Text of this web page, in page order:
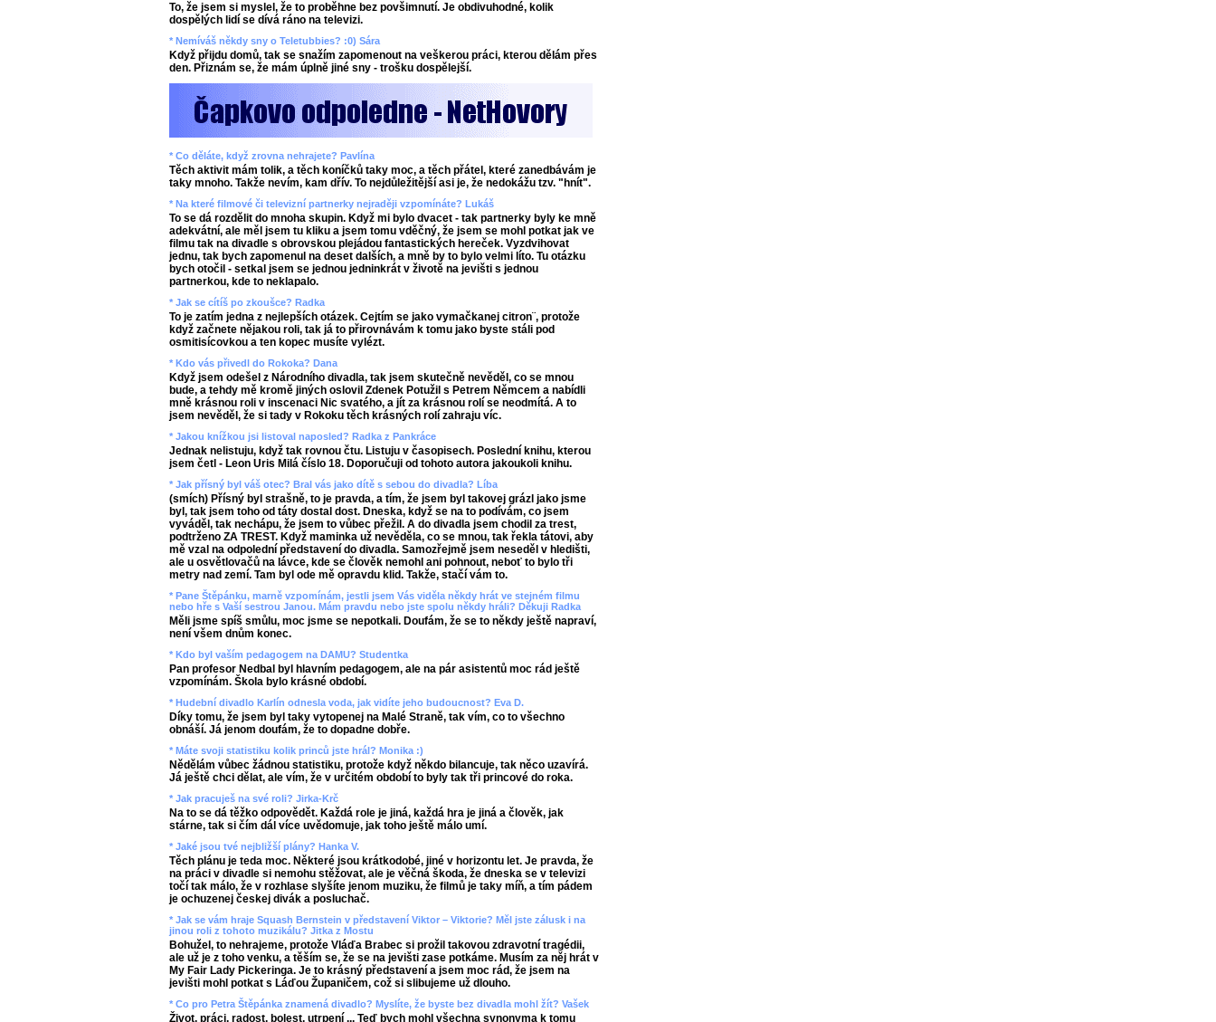
To, že jsem si myslel, že to proběhne bez povšimnutí. Je obdivuhodné, kolik
dospělých lidí se dívá ráno na televizi.
* Nemíváš někdy sny o Teletubbies? :0) Sára
Když přijdu domů, tak se snažím zapomenout na veškerou práci, kterou dělám přes
den. Přiznám se, že mám úplně jiné sny - trošku dospělejší.
* Co děláte, když zrovna nehrajete? Pavlína
Těch aktivit mám tolik, a těch koníčků taky moc, a těch přátel, které zanedbávám je
taky mnoho. Takže nevím, kam dřív. To nejdůležitější asi je, že nedokážu tzv. "hnít".
* Na které filmové či televizní partnerky nejraději vzpomínáte? Lukáš
To se dá rozdělit do mnoha skupin. Když mi bylo dvacet - tak partnerky byly ke mně
adekvátní, ale měl jsem tu kliku a jsem tomu vděčný, že jsem se mohl potkat jak ve
filmu tak na divadle s obrovskou plejádou fantastických hereček. Vyzdvihovat
jednu, tak bych zapomenul na deset dalších, a mně by to bylo velmi líto. Tu otázku
bych otočil - setkal jsem se jednou jedninkrát v životě na jevišti s jednou
partnerkou, kde to neklapalo.
* Jak se cítíš po zkoušce? Radka
To je zatím jedna z nejlepších otázek. Cejtím se jako vymačkanej citron¨, protože
když začnete nějakou roli, tak já to přirovnávám k tomu jako byste stáli pod
osmitisícovkou a ten kopec musíte vylézt.
* Kdo vás přivedl do Rokoka? Dana
Když jsem odešel z Národního divadla, tak jsem skutečně nevěděl, co se mnou
bude, a tehdy mě kromě jiných oslovil Zdenek Potužil s Petrem Němcem a nabídli
mně krásnou roli v inscenaci Nic svatého, a jít za krásnou rolí se neodmítá. A to
jsem nevěděl, že si tady v Rokoku těch krásných rolí zahraju víc.
* Jakou knížkou jsi listoval naposled? Radka z Pankráce
Jednak nelistuju, když tak rovnou čtu. Listuju v časopisech. Poslední knihu, kterou
jsem četl - Leon Uris Milá číslo 18. Doporučuji od tohoto autora jakoukoli knihu.
* Jak přísný byl váš otec? Bral vás jako dítě s sebou do divadla? Líba
(smích) Přísný byl strašně, to je pravda, a tím, že jsem byl takovej grázl jako jsme
byl, tak jsem toho od táty dostal dost. Dneska, když se na to podívám, co jsem
vyváděl, tak nechápu, že jsem to vůbec přežil. A do divadla jsem chodil za trest,
podtrženo ZA TREST. Když maminka už nevěděla, co se mnou, tak řekla tátovi, aby
mě vzal na odpolední představení do divadla. Samozřejmě jsem neseděl v hledišti,
ale u osvětlovačů na lávce, kde se člověk nemohl ani pohnout, neboť to bylo tři
metry nad zemí. Tam byl ode mě opravdu klid. Takže, stačí vám to.
* Pane Štěpánku, marně vzpomínám, jestli jsem Vás viděla někdy hrát ve stejném filmu
nebo hře s Vaší sestrou Janou. Mám pravdu nebo jste spolu někdy hráli? Děkuji Radka
Měli jsme spíš smůlu, moc jsme se nepotkali. Doufám, že se to někdy ještě napraví,
není všem dnům konec.
* Kdo byl vaším pedagogem na DAMU? Studentka
Pan profesor Nedbal byl hlavním pedagogem, ale na pár asistentů moc rád ještě
vzpomínám. Škola bylo krásné období.
* Hudební divadlo Karlín odnesla voda, jak vidíte jeho budoucnost? Eva D.
Díky tomu, že jsem byl taky vytopenej na Malé Straně, tak vím, co to všechno
obnáší. Já jenom doufám, že to dopadne dobře.
* Máte svoji statistiku kolik princů jste hrál? Monika :)
Nědělám vůbec žádnou statistiku, protože když někdo bilancuje, tak něco uzavírá.
Já ještě chci dělat, ale vím, že v určitém období to byly tak tři princové do roka.
* Jak pracuješ na své roli? Jirka-Krč
Na to se dá těžko odpovědět. Každá role je jiná, každá hra je jiná a člověk, jak
stárne, tak si čím dál více uvědomuje, jak toho ještě málo umí.
* Jaké jsou tvé nejbližší plány? Hanka V.
Těch plánu je teda moc. Některé jsou krátkodobé, jiné v horizontu let. Je pravda, že
na práci v divadle si nemohu stěžovat, ale je věčná škoda, že dneska se v televizi
točí tak málo, že v rozhlase slyšíte jenom muziku, že filmů je taky míň, a tím pádem
je ochuzenej českej divák a posluchač.
* Jak se vám hraje Squash Bernstein v představení Viktor – Viktorie? Měl jste zálusk i na
jinou roli z tohoto muzikálu? Jitka z Mostu
Bohužel, to nehrajeme, protože Vláďa Brabec si prožil takovou zdravotní tragédii,
ale už je z toho venku, a těším se, že se na jevišti zase potkáme. Musím za něj hrát v
My Fair Lady Pickeringa. Je to krásný představení a jsem moc rád, že jsem na
jevišti mohl potkat s Láďou Županičem, což si slibujeme už dlouho.
* Co pro Petra Štěpánka znamená divadlo? Myslíte, že byste bez divadla mohl žít? Vašek
Život, práci, radost, bolest, utrpení ... Teď bych mohl všechna synonyma k tomu